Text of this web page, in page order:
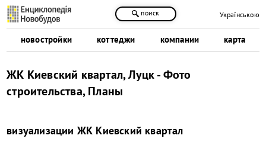
новостройки коттеджи компании карта
поиск Українською
ЖК Киевский квартал, Луцк - Фото
строительства, Планы
визуализации ЖК Киевский квартал